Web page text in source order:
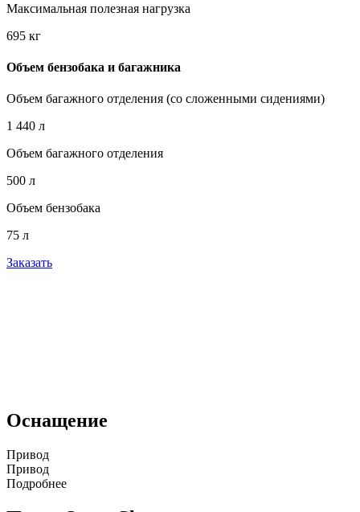
Максимальная полезная нагрузка
695 кг
Объем бензобака и багажника
Объем багажного отделения (со сложенными сидениями)
1 440 л
Объем багажного отделения
500 л
Объем бензобака
75 л
Заказать
Оснащение
Привод
Привод
Подробнее